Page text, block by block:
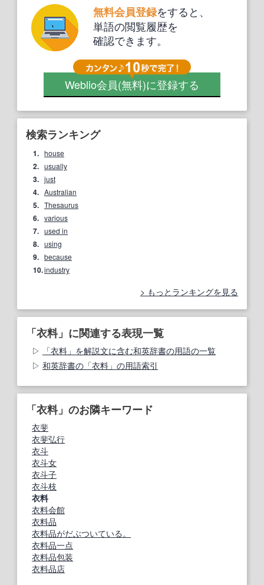
無料会員登録をすると、
単語の閲覧履歴を
確認できます。
Weblio会員(無料)に登録する
検索ランキング
1. house
2. usually
3. just
4. Australian
5. Thesaurus
6. various
7. used in
8. using
9. because
10.industry
もっとランキングを見る
「衣料」に関連する表現一覧
「衣料」を解説文に含む和英辞書の用語の一覧
和英辞書の「衣料」の用語索引
「衣料」のお隣キーワード
衣斐
衣斐弘行
衣斗
衣斗女
衣斗子
衣斗枝
衣料
衣料会館
衣料品
衣料品がだぶついている。
衣料品一点
衣料品包装
衣料品店